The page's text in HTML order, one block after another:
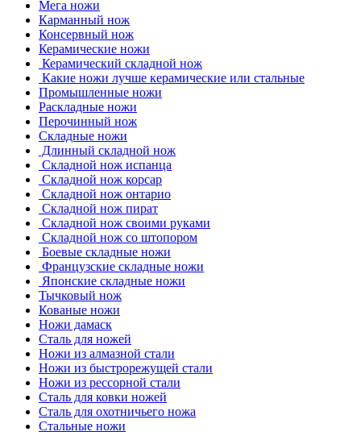
Мега ножи
Карманный нож
Консервный нож
Керамические ножи
Керамический складной нож
Какие ножи лучше керамические или стальные
Промышленные ножи
Раскладные ножи
Перочинный нож
Складные ножи
Длинный складной нож
Складной нож испанца
Складной нож корсар
Складной нож онтарио
Складной нож пират
Складной нож своими руками
Складной нож со штопором
Боевые складные ножи
Французские складные ножи
Японские складные ножи
Тычковый нож
Кованые ножи
Ножи дамаск
Сталь для ножей
Ножи из алмазной стали
Ножи из быстрорежущей стали
Ножи из рессорной стали
Сталь для ковки ножей
Сталь для охотничьего ножа
Стальные ножи